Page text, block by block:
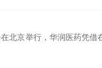
北京举行，华润医药凭借